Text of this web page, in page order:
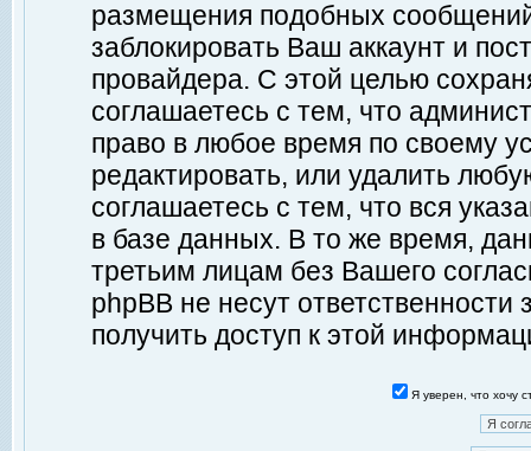
размещения подобных
заблокировать Ваш аккаунт и
провайдера. С этой целью
соглашаетесь с тем, что
право в любое время по своему
редактировать, или удалить
соглашаетесь с тем, что вся
в базе данных. В то же время,
третьим лицам без Вашего
phpBB не несут ответственности
получить доступ к этой
Я уверен, что хочу